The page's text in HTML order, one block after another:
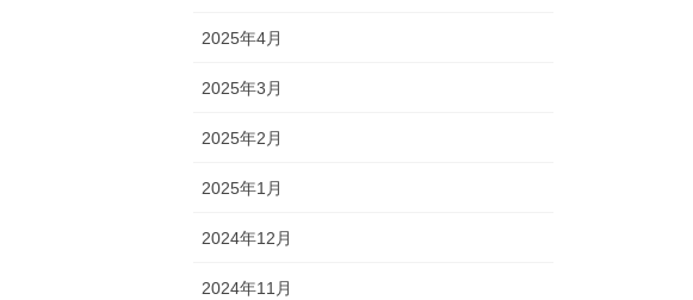
2025年4月
2025年3月
2025年2月
2025年1月
2024年12月
2024年11月